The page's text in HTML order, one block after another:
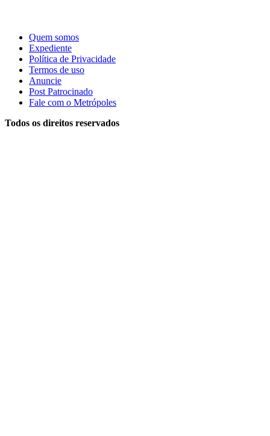
Quem somos
Expediente
Política de Privacidade
Termos de uso
Anuncie
Post Patrocinado
Fale com o Metrópoles
Todos os direitos reservados